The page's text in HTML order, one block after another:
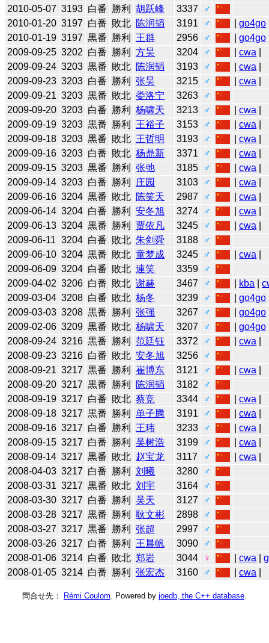
2010-05-07 3193 白番 勝利 胡跃峰 3337
♂
2010-01-20 3197 白番 敗北 陈润韬 3191 ♂ |go4go
2010-01-19 3197 黒番 勝利 王群 2956 ♂ |go4go
2009-09-25 3202 白番 勝利 方昊 3204 ♂ |cwa
2009-09-24 3203 黒番 敗北 陈润韬 3193 ♂ |cwa
2009-09-23 3203 白番 勝利 张昊 3215 ♂ |cwa
2009-09-21 3203 黒番 敗北 娄洛宁 3263
♂
2009-09-20 3203 白番 勝利 杨啸天 3213 ♂ |cwa
2009-09-19 3203 黒番 勝利 王裕子 3153 ♂ |cwa
2009-09-18 3203 黒番 敗北 王哲明 3193 ♂ |cwa
2009-09-16 3203 白番 敗北 杨鼎新 3371 ♂ |cwa
2009-09-15 3203 黒番 勝利 张弛 3185 ♂ |cwa
2009-09-14 3203 白番 勝利 庄园 3103 ♂ |cwa
2009-06-16 3204 黒番 敗北 陈笑天 2987 ♂ |cwa
2009-06-14 3204 白番 勝利 安冬旭 3274 ♂ |cwa
2009-06-13 3204 黒番 勝利 贾依凡 3245 ♂ |cwa
2009-06-11 3204 白番 敗北 朱剑舜 3188
♂
2009-06-10 3204 黒番 敗北 童梦成 3245 ♂ |cwa
2009-06-09 3204 白番 敗北 連笑 3359
♂
2009-04-02 3206 白番 敗北 谢赫 3467 ♂ kba |
2009-03-04 3208 白番 敗北 杨冬 3239 ♂ |go4go
2009-03-03 3208 黒番 勝利 张强 3267 ♂ |go4go
2009-02-06 3209 黒番 敗北 杨啸天 3207 ♂ |go4go
2008-09-24 3216 黒番 勝利 范廷钰 3372 ♂ |cwa
2008-09-23 3216 白番 敗北 安冬旭 3256
♂
2008-09-21 3217 黒番 勝利 崔博东 3121 ♂ |cwa
2008-09-20 3217 黒番 勝利 陈润韬 3182
♂
2008-09-19 3217 白番 敗北 蔡竞 3344 ♂ |cwa
2008-09-18 3217 黒番 勝利 单子腾 3191 ♂ |cwa
2008-09-16 3217 白番 勝利 王玮 3233 ♂ |cwa
2008-09-15 3217 白番 勝利 吴树浩 3199 ♂ |cwa
2008-09-14 3217 黒番 敗北 赵宝龙 3117 ♂ |cwa
2008-04-03 3217 白番 勝利 刘曦 3280
♂
2008-03-31 3217 黒番 敗北 刘宇 3164
♂
2008-03-30 3217 白番 勝利 吴天 3127
♂
2008-03-28 3217 黒番 勝利 耿文彬 2898
♂
2008-03-27 3217 黒番 勝利 张超 2997
♂
2008-03-26 3217 白番 勝利 王晨帆 3090
♂
2008-01-06 3214 白番 敗北 郑岩 3044 ♀ |cwa |
2008-01-05 3214 白番 勝利 张宏杰 3160 ♂ |cwa
問合せ先： Rémi Coulom . Powered by joedb, the C++ database